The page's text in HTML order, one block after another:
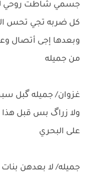
جسمي شاطت روحي
كل ضربه تجي تحس
وبعدها إجى أتصال
من جميله
غزوان/ جميله گبل
ولا زراگ بس قبل
على البحري
جميله/ لا بعدهن